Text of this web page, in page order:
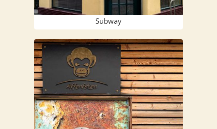
Sub­way